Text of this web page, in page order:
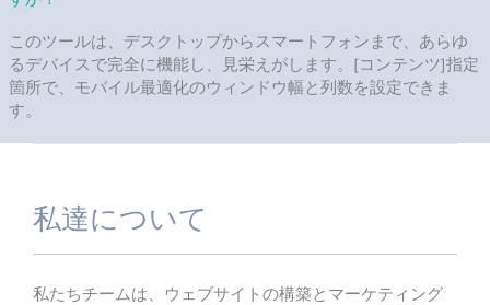
免責事項
特定商取引法の表示とプライバシーポリシー
当社を選ぶ理由
りです。 私たちは公正な価格で公平なアドバイスとサー